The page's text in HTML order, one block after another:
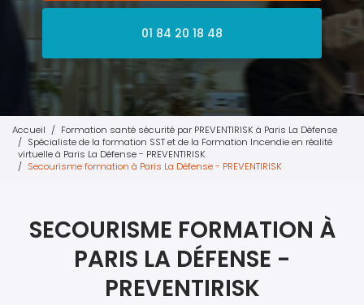
01 84 20 18 48
Accueil
Formation santé sécurité par PREVENTIRISK à Paris La Défense
Spécialiste de la formation SST et de la Formation Incendie en réalité
virtuelle à Paris La Défense - PREVENTIRISK
Secourisme formation à Paris La Défense - PREVENTIRISK
SECOURISME FORMATION À
PARIS LA DÉFENSE -
PREVENTIRISK